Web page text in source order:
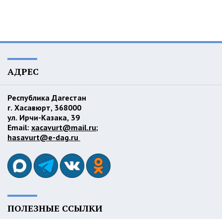
АДРЕС
Республика Дагестан
г. Хасавюрт, 368000
ул. Ирчи-Казака, 39
Email: xacavurt@mail.ru;
hasavurt@e-dag.ru
ПОЛЕЗНЫЕ ССЫЛКИ